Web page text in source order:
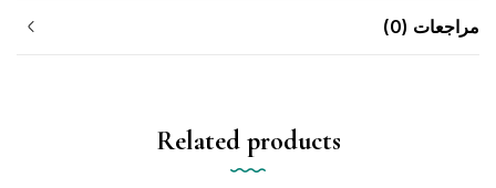
مراجعات (0)
Related products